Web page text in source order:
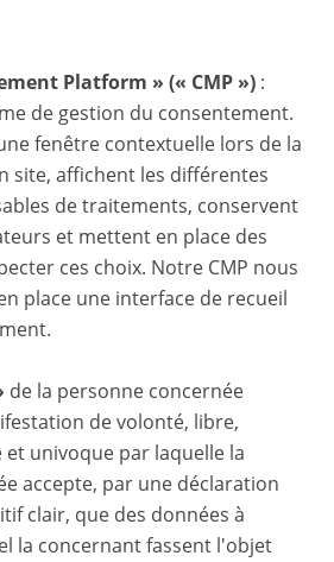
Platform » (« CMP ») :
de gestion du consentement.
fenêtre contextuelle lors de la
site, affichent les différentes
de traitements, conservent
et mettent en place des
ces choix. Notre CMP nous
place une interface de recueil
de la personne concernée
de volonté, libre,
et univoque par laquelle la
accepte, par une déclaration
clair, que des données à
la concernant fassent l'objet